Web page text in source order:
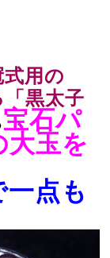
用の
黒太子
宝石パ
大玉を
点も